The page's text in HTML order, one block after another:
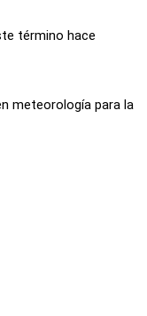
término hace
meteorología para la